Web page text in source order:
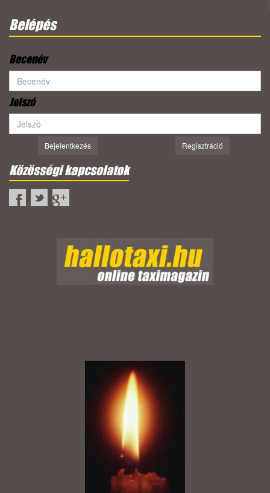
Belépés
Becenév
Jelszó
Bejelentkezés Regisztráció
Közösségi kapcsolatok